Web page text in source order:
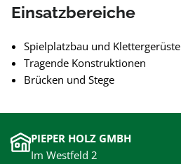
Einsatzbereiche
Spielplatzbau und Klettergerüste
Tragende Konstruktionen
Brücken und Stege
PIEPER HOLZ GMBH
Im Westfeld 2